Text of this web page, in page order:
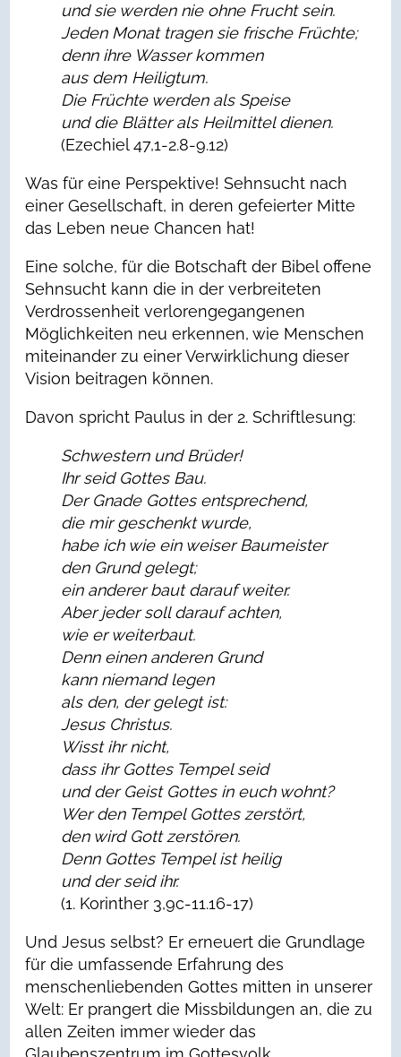
und sie werden nie ohne Frucht sein.
Jeden Monat tragen sie frische Früchte;
denn ihre Wasser kommen
aus dem Heiligtum.
Die Früchte werden als Speise
und die Blätter als Heilmittel dienen.
(Ezechiel 47,1-2.8-9.12)
Was für eine Perspektive! Sehnsucht nach
einer Gesellschaft, in deren gefeierter Mitte
das Leben neue Chancen hat!
Eine solche, für die Botschaft der Bibel offene
Sehnsucht kann die in der verbreiteten
Verdrossenheit verlorengegangenen
Möglichkeiten neu erkennen, wie Menschen
miteinander zu einer Verwirklichung dieser
Vision beitragen können.
Davon spricht Paulus in der 2. Schriftlesung:
Schwestern und Brüder!
Ihr seid Gottes Bau.
Der Gnade Gottes entsprechend,
die mir geschenkt wurde,
habe ich wie ein weiser Baumeister
den Grund gelegt;
ein anderer baut darauf weiter.
Aber jeder soll darauf achten,
wie er weiterbaut.
Denn einen anderen Grund
kann niemand legen
als den, der gelegt ist:
Jesus Christus.
Wisst ihr nicht,
dass ihr Gottes Tempel seid
und der Geist Gottes in euch wohnt?
Wer den Tempel Gottes zerstört,
den wird Gott zerstören.
Denn Gottes Tempel ist heilig
und der seid ihr.
(1. Korinther 3,9c-11.16-17)
Und Jesus selbst? Er erneuert die Grundlage
für die umfassende Erfahrung des
menschenliebenden Gottes mitten in unserer
Welt: Er prangert die Missbildungen an, die zu
allen Zeiten immer wieder das